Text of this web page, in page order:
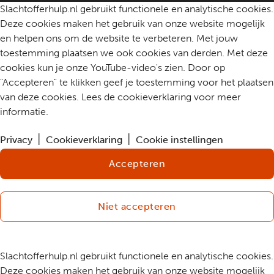
Slachtofferhulp.nl gebruikt functionele en analytische cookies.
Deze cookies maken het gebruik van onze website mogelijk
en helpen ons om de website te verbeteren. Met jouw
toestemming plaatsen we ook cookies van derden. Met deze
cookies kun je onze YouTube-video's zien. Door op
"Accepteren" te klikken geef je toestemming voor het plaatsen
van deze cookies. Lees de cookieverklaring voor meer
informatie.
Privacy Cookieverklaring Cookie instellingen
Accepteren
Niet accepteren
Slachtofferhulp.nl gebruikt functionele en analytische cookies.
Deze cookies maken het gebruik van onze website mogelijk